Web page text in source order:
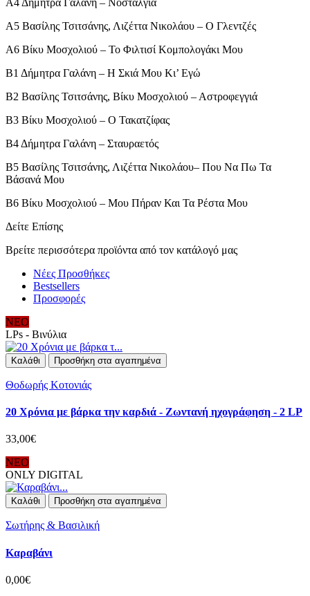
Α5 Βασίλης Τσιτσάνης, Λιζέττα Νικολάου – Ο Γλεντζές
Α6 Βίκυ Μοσχολιού – Το Φιλτισί Κομπολογάκι Μου
Β1 Δήμητρα Γαλάνη – Η Σκιά Μου Κι’ Εγώ
Β2 Βασίλης Τσιτσάνης, Βίκυ Μοσχολιού – Αστροφεγγιά
Β3 Βίκυ Μοσχολιού – Ο Τακατζίφας
Β4 Δήμητρα Γαλάνη – Σταυραετός
Β5 Βασίλης Τσιτσάνης, Λιζέττα Νικολάου– Που Να Πω Τα
Βάσανά Μου
Β6 Βίκυ Μοσχολιού – Μου Πήραν Και Τα Ρέστα Μου
Δείτε Επίσης
Βρείτε περισσότερα προϊόντα από τον κατάλογό μας
Νέες Προσθήκες
Bestsellers
Προσφορές
ΝΕΟ
LPs - Βινύλια
Καλάθι Προσθήκη στα αγαπημένα
Θοδωρής Κοτονιάς
20 Χρόνια με βάρκα την καρδιά - Ζωντανή ηχογράφηση - 2 LP
33,00€
ΝΕΟ
ONLY DIGITAL
Καλάθι Προσθήκη στα αγαπημένα
Σωτήρης & Βασιλική
Καραβάνι
0,00€